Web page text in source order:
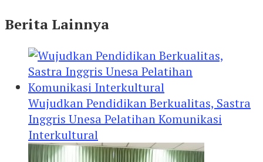
Berita Lainnya
Wujudkan Pendidikan Berkualitas, Sastra
Inggris Unesa Pelatihan Komunikasi
Interkultural